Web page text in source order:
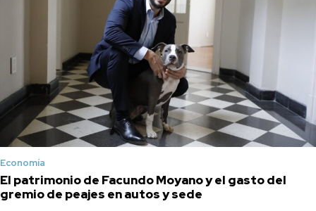
Economía
El patrimonio de Facundo Moyano y el gasto del
gremio de peajes en autos y sede